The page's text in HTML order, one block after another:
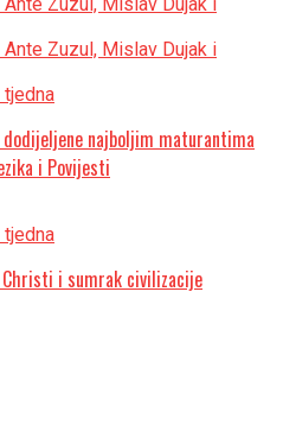
dodijeljene najboljim maturantima
i Povijesti
Christi i sumrak civilizacije